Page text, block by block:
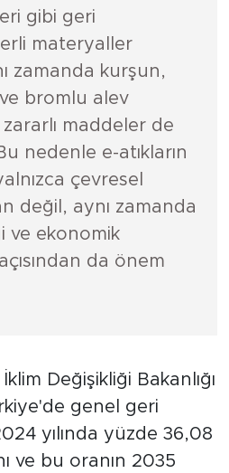
gibi geri
materyaller
zamanda kurşun,
bromlu alev
maddeler de
nedenle e-atıkların
çevresel
değil, aynı zamanda
ve ekonomik
da önem
Değişikliği Bakanlığı
genel geri
yılında yüzde 36,08
ve bu oranın 2035